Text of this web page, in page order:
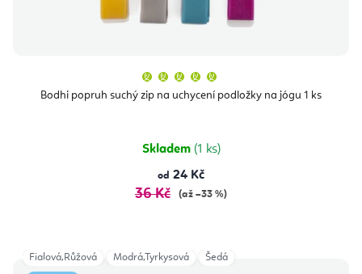
Bodhi popruh suchý zip na uchycení podložky na jógu 1 ks
produktu
je
Skladem (1 ks)
od 24 Kč
36 Kč (až –33 %)
Fialová,Růžová Modrá,Tyrkysová Šedá